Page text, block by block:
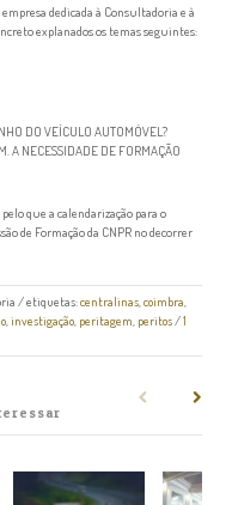
dedicada à Consultadoria e à
explanados os temas seguintes:
DO VEÍCULO AUTOMÓVEL?
A NECESSIDADE DE FORMAÇÃO
que a calendarização para o
de Formação da CNPR no decorrer
/ etiquetas:centralinas,coimbra,
,investigação, peritagem, peritos/1